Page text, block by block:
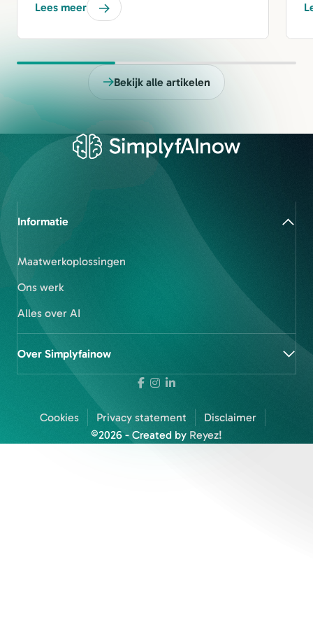
Lees meer
Bekijk alle artikelen
Informatie
Maatwerkoplossingen
Ons werk
Alles over AI
Over Simplyfainow
Cookies Privacy statement
Disclaimer
©2026 - Created by Reyez!